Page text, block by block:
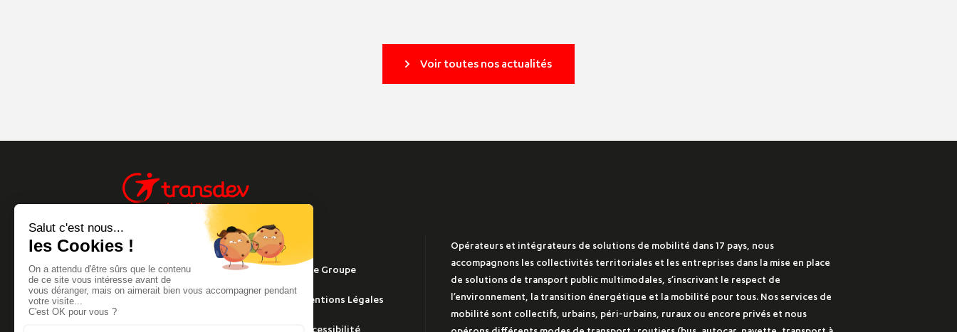
Voir toutes nos actualités
Info trafic Site Groupe
Mentions Légales
Opérateurs et intégrateurs de solutions de mobilité dans 17 pays, nous
accompagnons les collectivités territoriales et les entreprises dans la mise en place
de solutions de transport public multimodales, s’inscrivant le respect de
l’environnement, la transition énergétique et la mobilité pour tous. Nos services de
mobilité sont collectifs, urbains, péri-urbains, ruraux ou encore privés et nous